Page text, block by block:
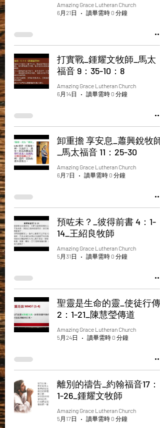
Amazing Grace Lutheran Church
6月21日
讀畢需時 0 分鐘
打實戰_鍾耀文牧師_馬太
福音 9：35-10：8
Amazing Grace Lutheran Church
6月14日
讀畢需時 0 分鐘
卸重擔 享安息_蕭興銳牧師
_馬太福音 11：25-30
Amazing Grace Lutheran Church
6月7日
讀畢需時 0 分鐘
預咗未？_彼得前書 4：1-
14_王紹良牧師
Amazing Grace Lutheran Church
5月31日
讀畢需時 0 分鐘
聖靈是生命的靈_使徒行傳
2：1-21_陳慧瑩傳道
Amazing Grace Lutheran Church
5月24日
讀畢需時 0 分鐘
離別的禱告_約翰福音17：
1-26_鍾耀文牧師
Amazing Grace Lutheran Church
5月17日
讀畢需時 0 分鐘